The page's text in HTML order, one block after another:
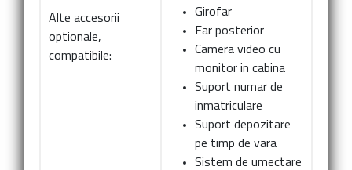
Alte accesorii
optionale,
compatibile:
Girofar
Far posterior
Camera video cu
monitor in cabina
Suport numar de
inmatriculare
Suport depozitare
pe timp de vara
Sistem de umectare